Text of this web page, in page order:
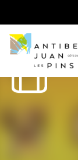
Voir les